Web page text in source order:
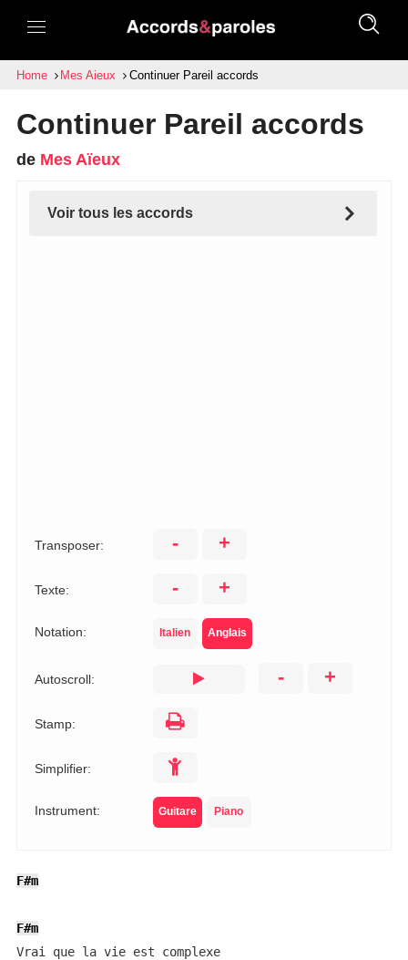
Home Mes Aieux Continuer Pareil accords
Continuer Pareil accords
de Mes Aïeux
Voir tous les accords
Transposer: - +
Texte: - +
Notation: Italien Anglais
Autoscroll: - +
Stamp:
Simplifier:
Instrument: Guitare Piano
F#m
F#m
Vrai que la vie est complexe